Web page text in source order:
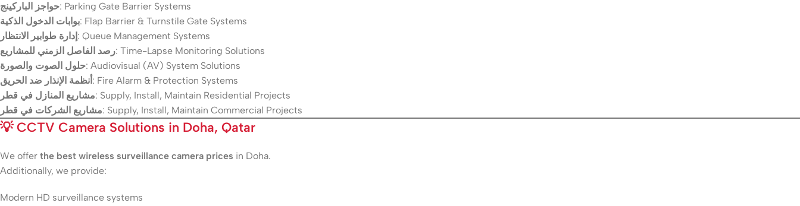
حواجز الباركينج: Parking Gate Barrier Systems
بوابات الدخول الذكية: Flap Barrier & Turnstile Gate Systems
إدارة طوابير الانتظار: Queue Management Systems
رصد الفاصل الزمني للمشاريع: Time-Lapse Monitoring Solutions
حلول الصوت والصورة: Audiovisual (AV) System Solutions
أنظمة الإنذار ضد الحريق: Fire Alarm & Protection Systems
مشاريع المنازل في قطر: Supply, Install, Maintain Residential Projects
مشاريع الشركات في قطر: Supply, Install, Maintain Commercial Projects
💡CCTV Camera Solutions in Doha, Qatar
We offer the best wireless surveillance camera prices in Doha.
Additionally, we provide:
Modern HD surveillance systems